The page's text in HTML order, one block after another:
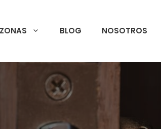
ZONAS BLOG NOSOTROS